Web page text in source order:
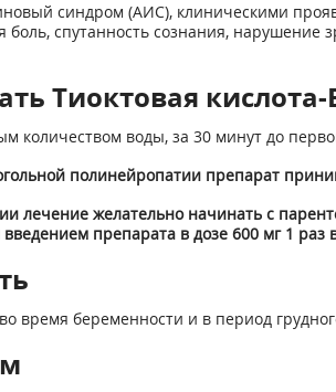
синдром (АИС), клиническими
спутанность сознания, нарушение
Тиоктовая кислота-
количеством воды, за 30 минут до
полинейропатии препарат
лечение желательно начинать с
препарата в дозе 600 мг 1 раз
время беременности и в период